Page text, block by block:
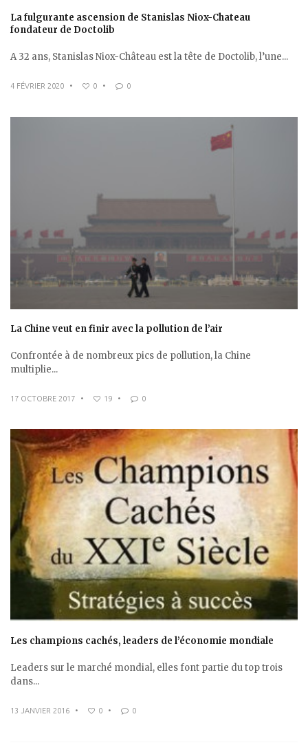
La fulgurante ascension de Stanislas Niox-Chateau
fondateur de Doctolib
A 32 ans, Stanislas Niox-Château est la tête de Doctolib, l’une...
4 FÉVRIER 2020 • 0 • 0
La Chine veut en finir avec la pollution de l’air
Confrontée à de nombreux pics de pollution, la Chine
multiplie...
17 OCTOBRE 2017 • 19 • 0
Les champions cachés, leaders de l’économie mondiale
Leaders sur le marché mondial, elles font partie du top trois
dans...
13 JANVIER 2016 • 0 • 0